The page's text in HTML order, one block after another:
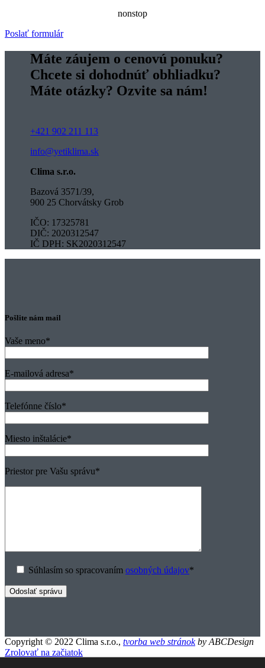
nonstop
Poslať formulár
Máte záujem o cenovú ponuku?
Chcete si dohodnúť obhliadku?
Máte otázky? Ozvite sa nám!
+421 902 211 113
info@yetiklima.sk
Clima s.r.o.
Bazová 3571/39,
900 25 Chorvátsky Grob
IČO: 17325781
DIČ: 2020312547
IČ DPH: SK2020312547
Pošlite nám mail
Vaše meno*
E-mailová adresa*
Telefónne číslo*
Miesto inštalácie*
Priestor pre Vašu správu*
Súhlasím so spracovaním osobných údajov*
Copyright © 2022 Clima s.r.o., tvorba web stránokby ABCDesign
Zrolovať na začiatok